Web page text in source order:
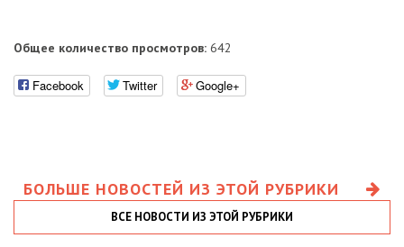
Общее количество просмотров: 642
Facebook Twitter Google+
БОЛЬШЕ НОВОСТЕЙ ИЗ ЭТОЙ РУБРИКИ
ВСЕ НОВОСТИ ИЗ ЭТОЙ РУБРИКИ